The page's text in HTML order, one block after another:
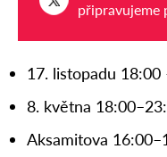
připravujeme
17. listopadu 18:00
8. května
Aksamitova